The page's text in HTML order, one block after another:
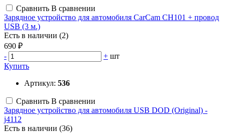
Сравнить В сравнении
Зарядное устройство для автомобиля CarCam CH101 + провод
USB (3 м.)
Есть в наличии (2)
690 ₽
-
+ шт
Купить
Артикул: 536
Сравнить В сравнении
Зарядное устройство для автомобиля USB DOD (Original) -
j4112
Есть в наличии (36)